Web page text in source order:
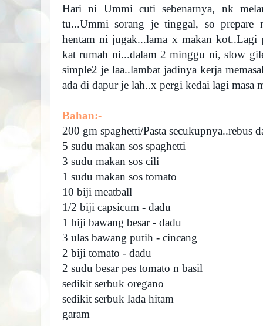
Hari ni Ummi cuti sebenarnya, nk
tu...Ummi sorang je tinggal, so
hentam ni jugak...lama x makan
kat rumah ni...dalam 2 minggu ni, slow
simple2 je laa..lambat jadinya kerja
ada di dapur je lah..x pergi kedai lagi masa
Bahan:-
200 gm spaghetti/Pasta secukupnya..rebus
5 sudu makan sos spaghetti
3 sudu makan sos cili
1 sudu makan sos tomato
10 biji meatball
1/2 biji capsicum - dadu
1 biji bawang besar - dadu
3 ulas bawang putih - cincang
2 biji tomato - dadu
2 sudu besar pes tomato n basil
sedikit serbuk oregano
sedikit serbuk lada hitam
garam